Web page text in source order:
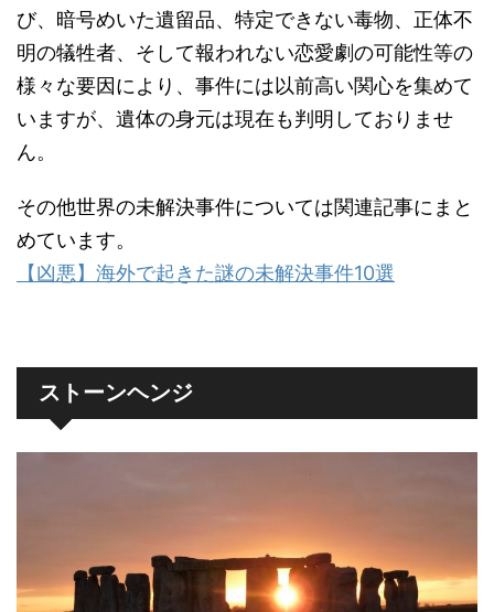
び、暗号めいた遺留品、特定できない毒物、正体不
明の犠牲者、そして報われない恋愛劇の可能性等の
様々な要因により、事件には以前高い関心を集めて
いますが、遺体の身元は現在も判明しておりませ
ん。
その他世界の未解決事件については関連記事にまと
めています。
【凶悪】海外で起きた謎の未解決事件10選
ストーンヘンジ